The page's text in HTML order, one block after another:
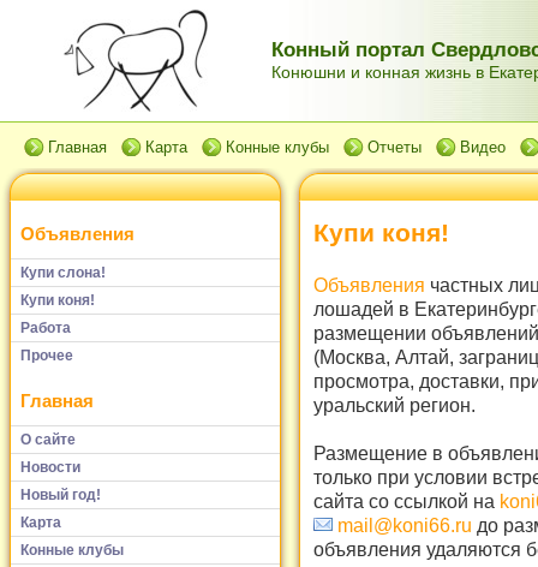
Конный портал
Конюшни и конная жизнь в
Главная Карта Конные клубы Отчеты Видео
Объявления
Купи слона!
Купи коня!
Работа
Прочее
Главная
О сайте
Новости
Новый год!
Карта
Конные клубы
Купи коня!
Объявления частных
лошадей в
размещении
(Москва, Алтай,
просмотра, доставки,
уральский регион.
Размещение в
только при условии
сайта со ссылкой на
mail@koni66.ru до
объявления удаляются